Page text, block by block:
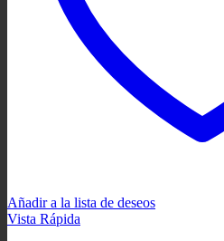
Añadir a la lista de deseos
Vista Rápida